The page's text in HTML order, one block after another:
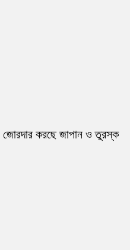
জোরদার করছে জাপান ও তুরস্ক